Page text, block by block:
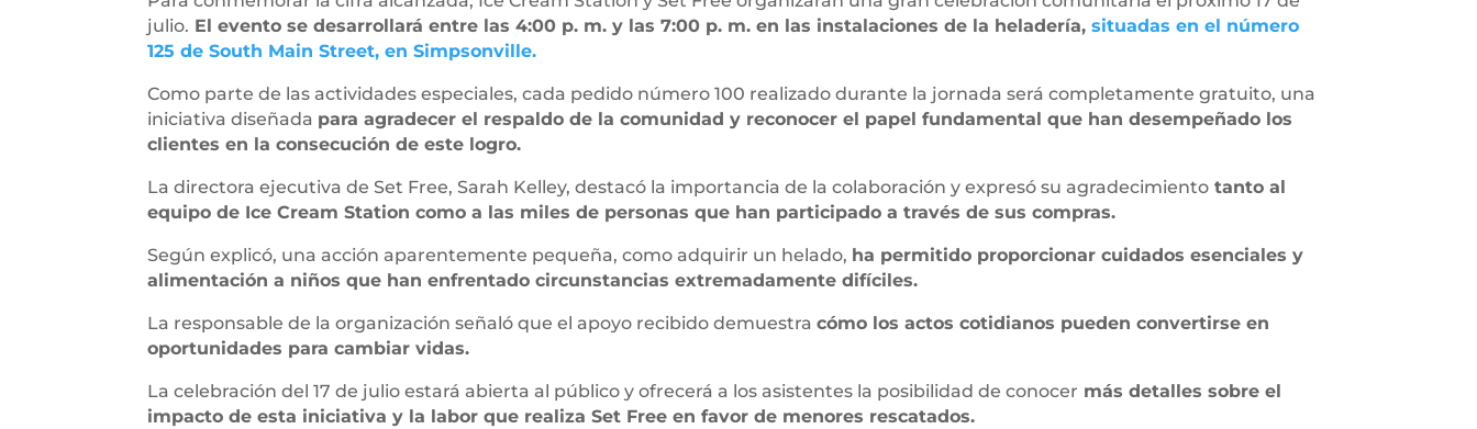
julio. El evento se desarrollará entre las 4:00 p. m. y las 7:00 p. m. en las instalaciones de la heladería,situadas en el número
125 de South Main Street, en Simpsonville.
Como parte de las actividades especiales, cada pedido número 100 realizado durante la jornada será completamente gratuito, una
iniciativa diseñada para agradecer el respaldo de la comunidad y reconocer el papel fundamental que han desempeñado los
clientes en la consecución de este logro.
La directora ejecutiva de Set Free, Sarah Kelley, destacó la importancia de la colaboración y expresó su agradecimiento tanto al
equipo de Ice Cream Station como a las miles de personas que han participado a través de sus compras.
Según explicó, una acción aparentemente pequeña, como adquirir un helado, ha permitido proporcionar cuidados esenciales y
alimentación a niños que han enfrentado circunstancias extremadamente difíciles.
La responsable de la organización señaló que el apoyo recibido demuestracómo los actos cotidianos pueden convertirse en
oportunidades para cambiar vidas.
La celebración del 17 de julio estará abierta al público y ofrecerá a los asistentes la posibilidad de conocer más detalles sobre el
impacto de esta iniciativa y la labor que realiza Set Free en favor de menores rescatados.